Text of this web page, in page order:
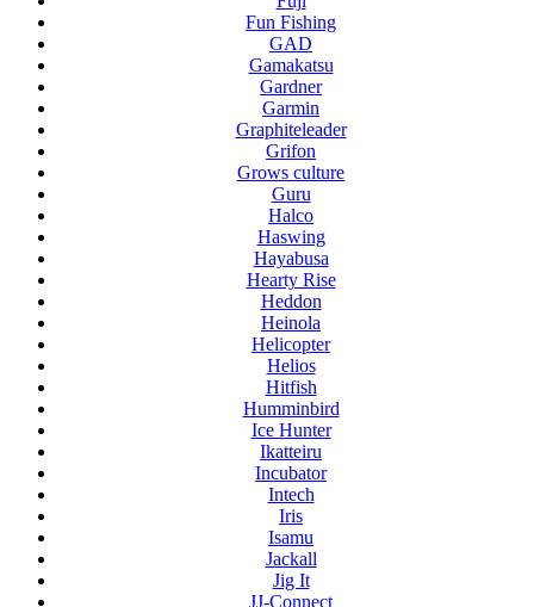
Fun Fishing
GAD
Gamakatsu
Gardner
Garmin
Graphiteleader
Grifon
Grows culture
Guru
Halco
Haswing
Hayabusa
Hearty Rise
Heddon
Heinola
Helicopter
Helios
Hitfish
Humminbird
Ice Hunter
Ikatteiru
Incubator
Intech
Iris
Isamu
Jackall
Jig It
JJ-Connect